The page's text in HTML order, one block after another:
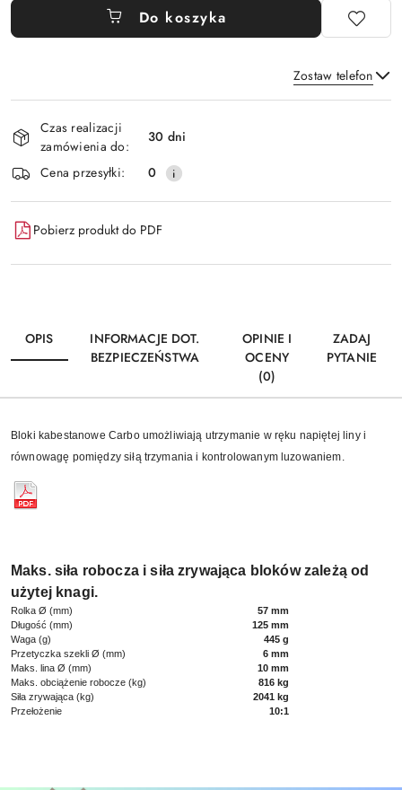
Do koszyka
Zostaw telefon
i
dostawa
Czas realizacji
zamówienia do:
30 dni
Cena przesyłki:
0
Pobierz produkt do PDF
OPIS
INFORMACJE DOT.
BEZPIECZEŃSTWA
OPINIE I
OCENY
(0)
ZADAJ
PYTANIE
Bloki kabestanowe Carbo umożliwiają utrzymanie w ręku napiętej liny i
równowagę pomiędzy siłą trzymania i kontrolowanym luzowaniem.
Maks. siła robocza i siła zrywająca bloków zależą od
użytej knagi.
Rolka Ø (mm)
57 mm
Długość (mm)
125 mm
Waga (g)
445 g
Przetyczka szekli Ø (mm)
6 mm
Maks. lina Ø (mm)
10 mm
Maks. obciążenie robocze (kg)
816 kg
Siła zrywająca (kg)
2041 kg
Przełożenie
10:1